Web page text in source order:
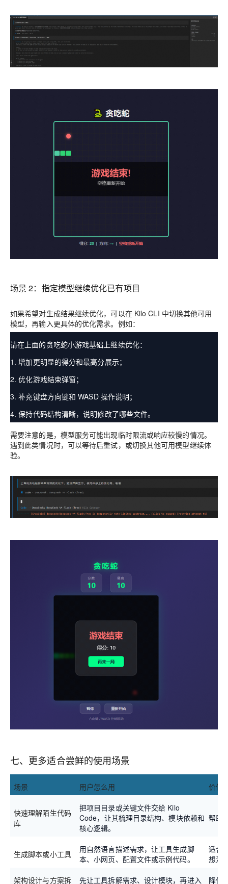
场景 2：指定模型继续优化已有项目
如果希望对生成结果继续优化，可以在 Kilo CLI 中切换其他可用
模型，再输入更具体的优化需求。例如：
请在上面的贪吃蛇小游戏基础上继续优化：
1. 增加更明显的得分和最高分展示；
2. 优化游戏结束弹窗；
3. 补充键盘方向键和 WASD 操作说明；
4. 保持代码结构清晰，说明修改了哪些文件。
需要注意的是，模型服务可能出现临时限流或响应较慢的情况。
遇到此类情况时，可以等待后重试，或切换其他可用模型继续体
验。
七、更多适合尝鲜的使用场景
场景 用户怎么用 价值
快速理解陌生代码
库
把项目目录或关键文件交给 Kilo
Code，让其梳理目录结构、模块依赖和
核心逻辑。
帮助
生成脚本或小工具
用自然语言描述需求，让工具生成脚
本、小网页、配置文件或示例代码。
适合
想法
架构设计与方案拆 先让工具拆解需求、设计模块，再进入 降低